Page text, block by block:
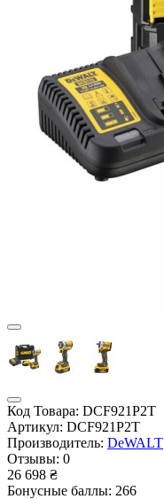
Код Товара: DCF921P2T
Артикул: DCF921P2T
Производитель: DeWALT
Отзывы: 0
26 698 ₴
Бонусные баллы: 266